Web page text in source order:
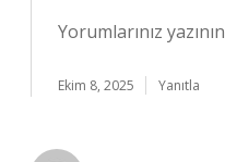
Yorumlarınız yazının
Ekim 8, 2025 Yanıtla